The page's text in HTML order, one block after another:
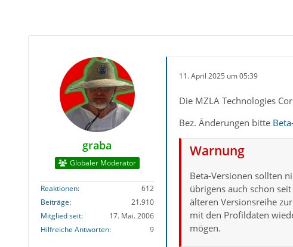
graba
Globaler Moderator
Reaktionen
612
Beiträge
21.910
Mitglied seit
17. Mai. 2006
Hilfreiche Antworten
9
11. April 2025 um 05:39
Die MZLA Technologies
Bez. Änderungen bitte
Warnung
Beta-Versionen sollten
übrigens auch schon
älteren Versionsreihe
mit den Profildaten
mögen.